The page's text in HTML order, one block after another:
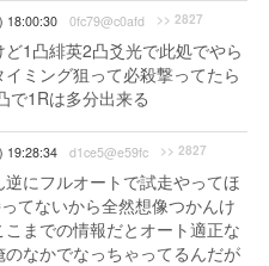
18:00:30 0fc79@c0afd >> 2827
1凸緋英2凸爻光で此処でやら
ミング狙って必殺撃ってたら
で1Rは多分出来る
19:28:34 d1ce5@e59fc >> 2827
にフルオートで試走やってほ
てないから全然想像つかんけ
までの情報だとオート適正な
なかでなっちゃってるんだが